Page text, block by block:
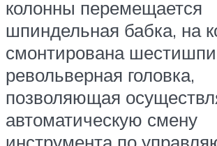
колонны перемещается
шпиндельная бабка, на
смонтирована
револьверная головка,
позволяющая
автоматическую смену